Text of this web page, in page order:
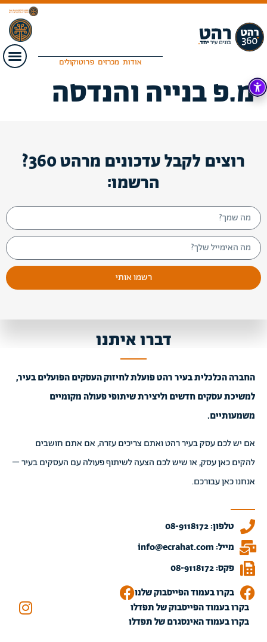
אודות מכרזים פרוטוקולים
מ.פ בנייה והנדסה
רוצים לקבל עדכונים מרהט 360?
הרשמו:
רשמו אותי
דברו איתנו
החברה הכלכלית בעיר רהט פועלת לחיזוק העסקים הפועלים בעיר,
למשיכת עסקים חדשים וליצירת שיתופי פעולה מקומיים
משמעותיים.
אם יש לכם עסק בעיר רהט ואתם צריכים עזרה, אם אתם חושבים
להקים כאן עסק, או שיש לכם הצעה לשיתוף פעולה עם העסקים בעיר –
אנחנו כאן עבורכם.
טלפון: 08-9118172
מייל: info@ecrahat.com
פקס: 08-9118172
בקרו בעמוד הפייסבוק שלנו
בקרו בעמוד הפייסבוק של תפדלו
בקרו בעמוד האינסגרם של תפדלו